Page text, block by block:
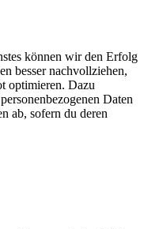
können wir den Erfolg
besser nachvollziehen,
optimieren. Dazu
Daten
ab, sofern du deren